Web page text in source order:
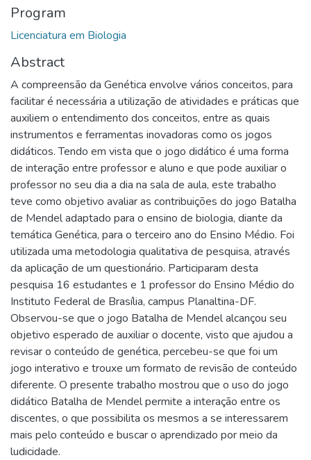
Program
Licenciatura em Biologia
Abstract
A compreensão da Genética envolve vários conceitos, para
facilitar é necessária a utilização de atividades e práticas que
auxiliem o entendimento dos conceitos, entre as quais
instrumentos e ferramentas inovadoras como os jogos
didáticos. Tendo em vista que o jogo didático é uma forma
de interação entre professor e aluno e que pode auxiliar o
professor no seu dia a dia na sala de aula, este trabalho
teve como objetivo avaliar as contribuições do jogo Batalha
de Mendel adaptado para o ensino de biologia, diante da
temática Genética, para o terceiro ano do Ensino Médio. Foi
utilizada uma metodologia qualitativa de pesquisa, através
da aplicação de um questionário. Participaram desta
pesquisa 16 estudantes e 1 professor do Ensino Médio do
Instituto Federal de Brasília, campus Planaltina-DF.
Observou-se que o jogo Batalha de Mendel alcançou seu
objetivo esperado de auxiliar o docente, visto que ajudou a
revisar o conteúdo de genética, percebeu-se que foi um
jogo interativo e trouxe um formato de revisão de conteúdo
diferente. O presente trabalho mostrou que o uso do jogo
didático Batalha de Mendel permite a interação entre os
discentes, o que possibilita os mesmos a se interessarem
mais pelo conteúdo e buscar o aprendizado por meio da
ludicidade.